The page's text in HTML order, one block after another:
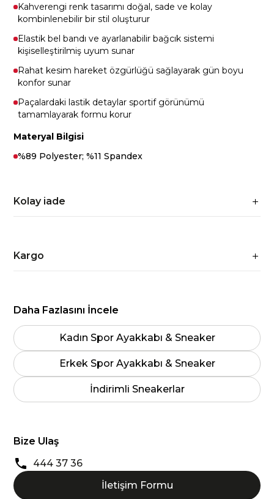
Kahverengi renk tasarımı doğal, sade ve kolay
kombinlenebilir bir stil oluşturur
Elastik bel bandı ve ayarlanabilir bağcık sistemi
kişiselleştirilmiş uyum sunar
Rahat kesim hareket özgürlüğü sağlayarak gün boyu
konfor sunar
Paçalardaki lastik detaylar sportif görünümü
tamamlayarak formu korur
Materyal Bilgisi
%89 Polyester; %11 Spandex
Kolay iade
Kargo
Daha Fazlasını İncele
Kadın Spor Ayakkabı & Sneaker
Erkek Spor Ayakkabı & Sneaker
İndirimli Sneakerlar
Bize Ulaş
444 37 36
İletişim Formu